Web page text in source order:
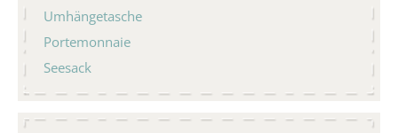
Umhängetasche
Portemonnaie
Seesack